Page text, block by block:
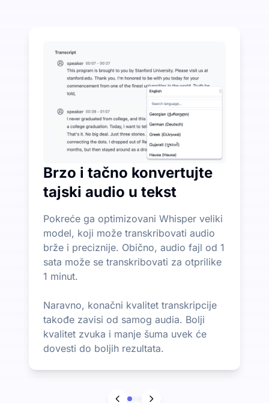
UniScribe nudi 120 minuta besplatne transkripcije
Više AI funkcija dostupno osim pretvaranja zvuka u
Automatski generišite sažetke, mentalne mape i
Brzo i tačno konvertujte
tajski audio u tekst
Pokreće ga optimizovani Whisper veliki
model, koji može transkribovati audio
brže i preciznije. Obično, audio fajl od 1
sata može se transkribovati za otprilike
1 minut.
Naravno, konačni kvalitet transkripcije
takođe zavisi od samog audia. Bolji
kvalitet zvuka i manje šuma uvek će
dovesti do boljih rezultata.